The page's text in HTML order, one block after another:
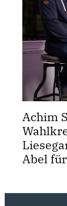
Achim
Abel